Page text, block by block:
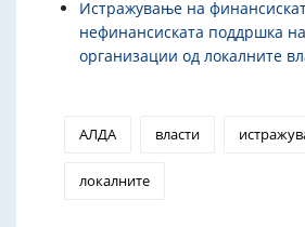
Истражување на
нефинансиската поддршка
организации од локалните
АЛДА власти
локалните